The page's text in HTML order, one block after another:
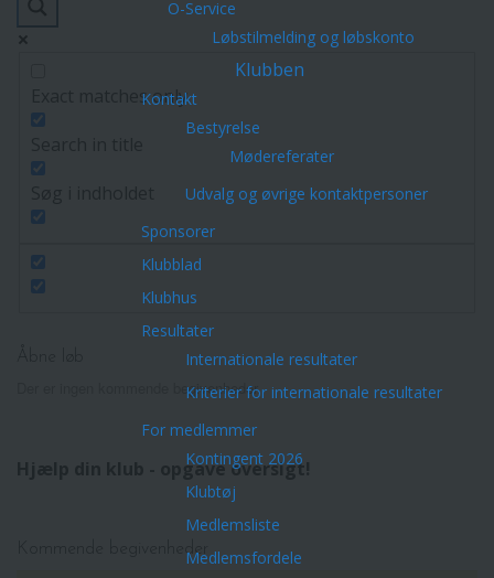
O-Service
Løbstilmelding og løbskonto
Klubben
Kontakt
Bestyrelse
Mødereferater
Udvalg og øvrige kontaktpersoner
Sponsorer
Klubblad
Klubhus
Resultater
Internationale resultater
Kriterier for internationale resultater
For medlemmer
Kontingent 2026
Klubtøj
Medlemsliste
Medlemsfordele
Exact matches only
Der er ingen kommende begivenheder.
Hjælp din klub - opgave oversigt!
Kommende begivenheder